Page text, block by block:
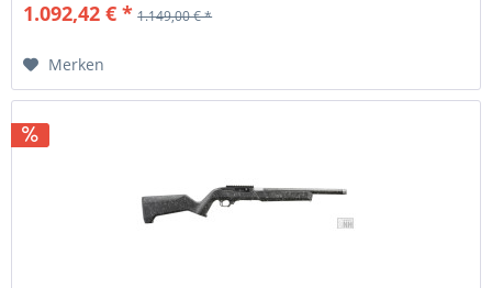
1.092,42 € * 1.149,00 € *
Merken